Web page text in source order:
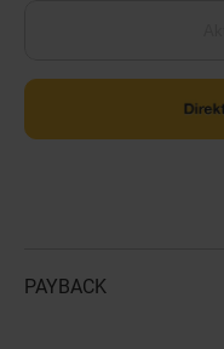
PAYBACK